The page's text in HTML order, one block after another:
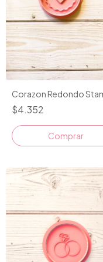
Corazon Redondo
$4.352
Comprar